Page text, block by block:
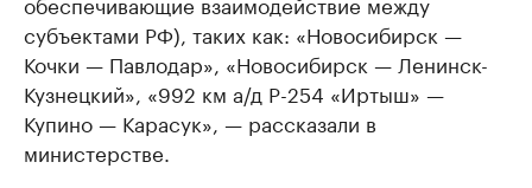
субъектами РФ), таких как: «Новосибирск —
Кочки — Павлодар», «Новосибирск — Ленинск-
Кузнецкий», «992 км а/д Р-254 «Иртыш» —
Купино — Карасук», — рассказали в
министерстве.